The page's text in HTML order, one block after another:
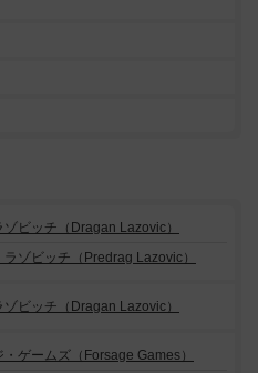
ゾビッチ（Dragan Lazovic）
ゾビッチ（Predrag Lazovic）
ゾビッチ（Dragan Lazovic）
ゲームズ（Forsage Games）